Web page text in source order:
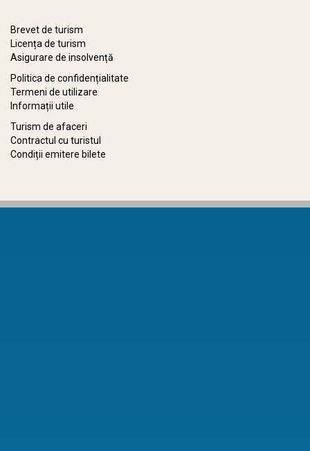
Brevet de turism
Licența de turism
Asigurare de insolvență
Politica de confidențialitate
Termeni de utilizare
Informații utile
Turism de afaceri
Contractul cu turistul
Condiții emitere bilete